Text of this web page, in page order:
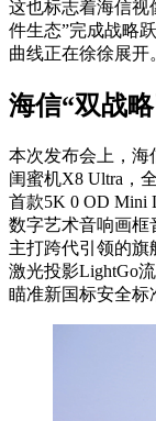
这也标志着海信视
件生态”完成战略
曲线正在徐徐展开
海信“双战
本次发布会上，海
闺蜜机X8 Ultra，
首款5K 0 OD Mini
数字艺术音响画框
主打跨代引领的旗
激光投影LightGo
瞄准新国标安全标